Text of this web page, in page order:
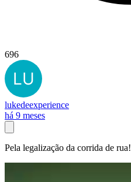
696
lukedeexperience
há 9 meses
Pela legalização da corrida de rua!